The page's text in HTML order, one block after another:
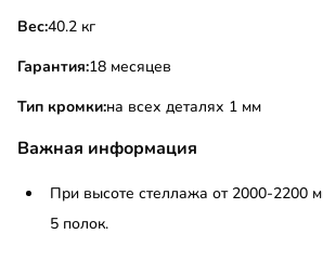
Вес:
40.2 кг
Гарантия:18 месяцев
Тип кромки:на всех деталях 1 мм
Важная информация
При высоте стеллажа от 2000-2200
5 полок.